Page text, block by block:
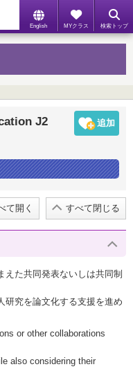
English MYクラス 検索トップ
J2
て開く すべて閉じる
えた共同発表ないしは共同制
研究を論文化する支援を進め
or other collaborations
also considering their